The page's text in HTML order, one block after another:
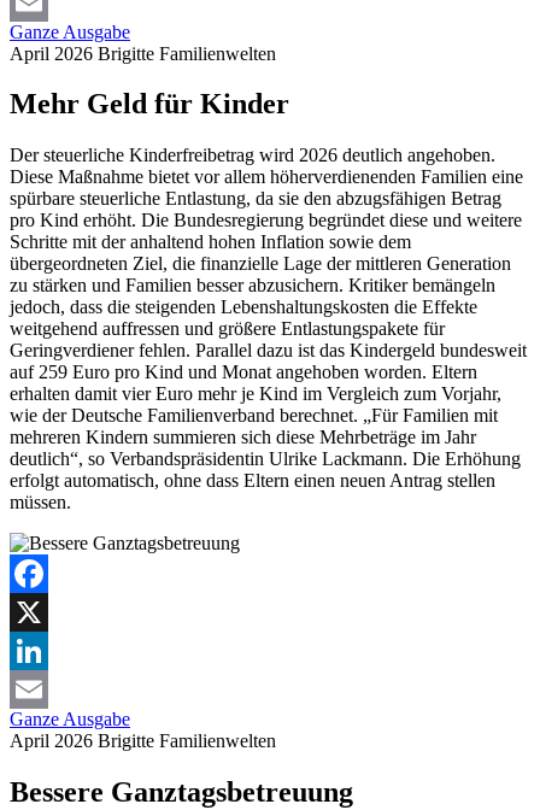
Email
Ganze Ausgabe
April 2026 Brigitte Familienwelten
Mehr Geld für Kinder
Der steuerliche Kinderfreibetrag wird 2026 deutlich angehoben.
Diese Maßnahme bietet vor allem höherverdienenden Familien eine
spürbare steuerliche Entlastung, da sie den abzugsfähigen Betrag
pro Kind erhöht. Die Bundesregierung begründet diese und weitere
Schritte mit der anhaltend hohen Inflation sowie dem
übergeordneten Ziel, die finanzielle Lage der mittleren Generation
zu stärken und Familien besser abzusichern. Kritiker bemängeln
jedoch, dass die steigenden Lebenshaltungskosten die Effekte
weitgehend auffressen und größere Entlastungspakete für
Geringverdiener fehlen. Parallel dazu ist das Kindergeld bundesweit
auf 259 Euro pro Kind und Monat angehoben worden. Eltern
erhalten damit vier Euro mehr je Kind im Vergleich zum Vorjahr,
wie der Deutsche Familienverband berechnet. „Für Familien mit
mehreren Kindern summieren sich diese Mehrbeträge im Jahr
deutlich“, so Verbandspräsidentin Ulrike Lackmann. Die Erhöhung
erfolgt automatisch, ohne dass Eltern einen neuen Antrag stellen
müssen.
Facebook
X
LinkedIn
Email
Ganze Ausgabe
April 2026 Brigitte Familienwelten
Bessere Ganztagsbetreuung